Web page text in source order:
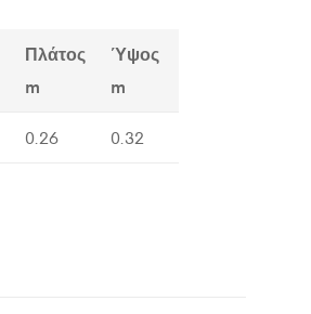
Πλάτος
m
Ύψος
m
0.26 0.32